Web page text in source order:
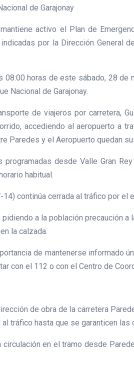
de Garajonay
activo el Plan de
por la Dirección General
08:00 horas de este sábado, 28
Nacional de Garajonay.
de viajeros por carretera,
accediendo al aeropuerto a
Paredes y el Aeropuerto quedan
desde Valle Gran
habitual.
14) continúa cerrada al tráfico por
a la población precaución
la calzada.
de mantenerse informado
con el 112 o con el Centro de
de obra de la carretera
al tráfico hasta que se garanticen
circulación en el tramo desde